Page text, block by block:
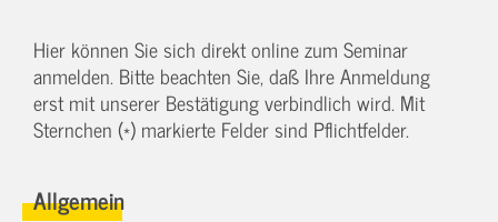
Hier können Sie sich direkt online zum Seminar
anmelden. Bitte beachten Sie, daß Ihre Anmeldung
erst mit unserer Bestätigung verbindlich wird. Mit
Sternchen (*) markierte Felder sind Pflichtfelder.
Allgemein